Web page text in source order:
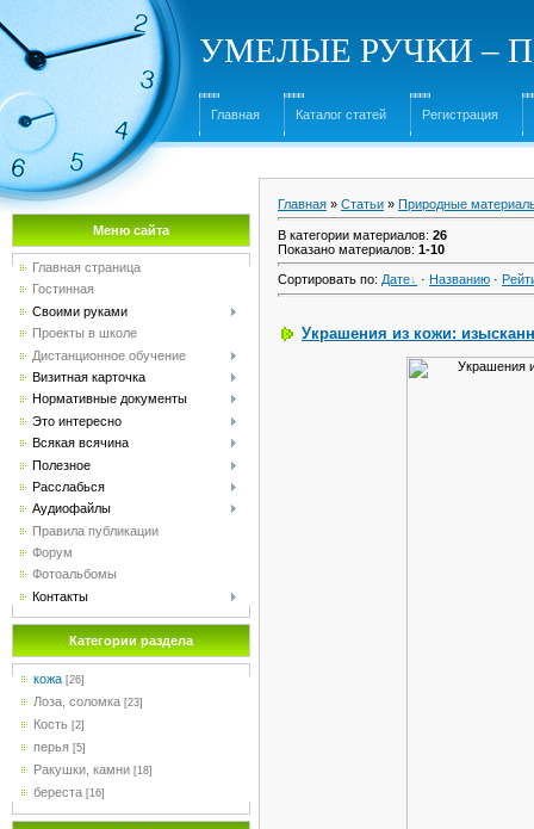
УМЕЛЫЕ РУЧКИ –
Главная Каталог статей Регистрация
Меню сайта
Главная страница
Гостинная
Своими руками
Проекты в школе
Дистанционное обучение
Визитная карточка
Нормативные документы
Это интересно
Всякая всячина
Полезное
Расслабься
Аудиофайлы
Правила публикации
Форум
Фотоальбомы
Контакты
Категории раздела
кожа [26]
Лоза, соломка [23]
Кость [2]
перья [5]
Ракушки, камни [18]
береста [16]
Главная » Статьи » Природные
В категории материалов: 26
Показано материалов: 1-10
Сортировать по: Дате · Названию ·
Украшения из кожи: